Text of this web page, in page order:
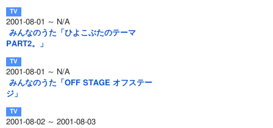
2001-08-01 ～ N/A
みんなのうた「ひよこぶたのテーマ
PART2。」
2001-08-01 ～ N/A
みんなのうた「OFF STAGE オフステー
ジ」
2001-08-02 ～ 2001-08-03